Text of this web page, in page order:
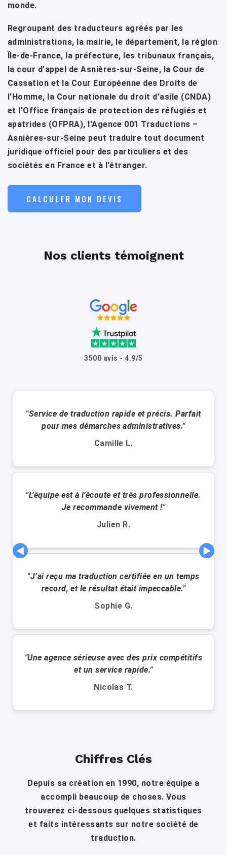
monde.
Regroupant des traducteurs agréés par les
administrations, la mairie, le département, la région
Île-de-France, la préfecture, les tribunaux français,
la cour d’appel de Asnières-sur-Seine, la Cour de
Cassation et la Cour Européenne des Droits de
l'Homme, la Cour nationale du droit d'asile (CNDA)
et l'Office français de protection des réfugiés et
apatrides (OFPRA), l'Agence 001 Traductions –
Asnières-sur-Seine peut traduire tout document
juridique officiel pour des particuliers et des
sociétés en France et à l'étranger.
CALCULER MON DEVIS
Nos clients témoignent
3500 avis - 4.9/5
"Service de traduction rapide et précis. Parfait
pour mes démarches administratives."
Camille L.
"L’équipe est à l’écoute et très professionnelle.
Je recommande vivement !"
Julien R.
"J’ai reçu ma traduction certifiée en un temps
record, et le résultat était impeccable."
Sophie G.
"Une agence sérieuse avec des prix compétitifs
et un service rapide."
Nicolas T.
◀ ▶
Chiffres Clés
Depuis sa création en 1990, notre équipe a
accompli beaucoup de choses. Vous
trouverez ci-dessous quelques statistiques
et faits intéressants sur notre société de
traduction.